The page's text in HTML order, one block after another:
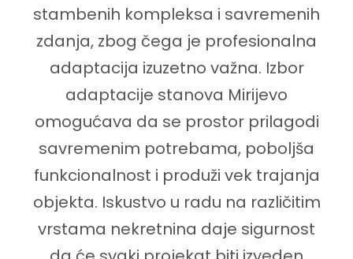
stambenih kompleksa i savremenih
zdanja, zbog čega je profesionalna
adaptacija izuzetno važna. Izbor
adaptacije stanova Mirijevo
omogućava da se prostor prilagodi
savremenim potrebama, poboljša
funkcionalnost i produži vek trajanja
objekta. Iskustvo u radu na različitim
vrstama nekretnina daje sigurnost